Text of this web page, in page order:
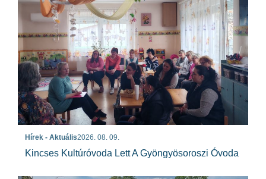
Hírek - Aktuális2026. 08. 09.
Kincses Kultúróvoda Lett A Gyöngyösoroszi Óvoda